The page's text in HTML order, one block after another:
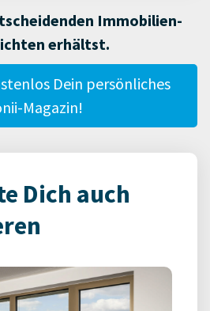
Immobilien-
erhältst.
Dein persönliches
Magazin!
Dich auch